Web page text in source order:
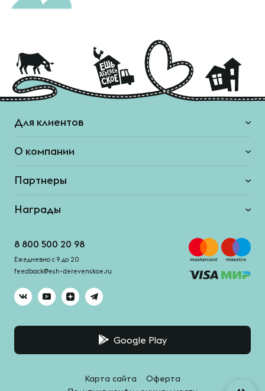
Для клиентов
О компании
Партнеры
Награды
8 800 500 20 98
Ежедневно с 9 до 20
feedback@esh-derevenskoe.ru
Google Play
Карта сайта
Оферта